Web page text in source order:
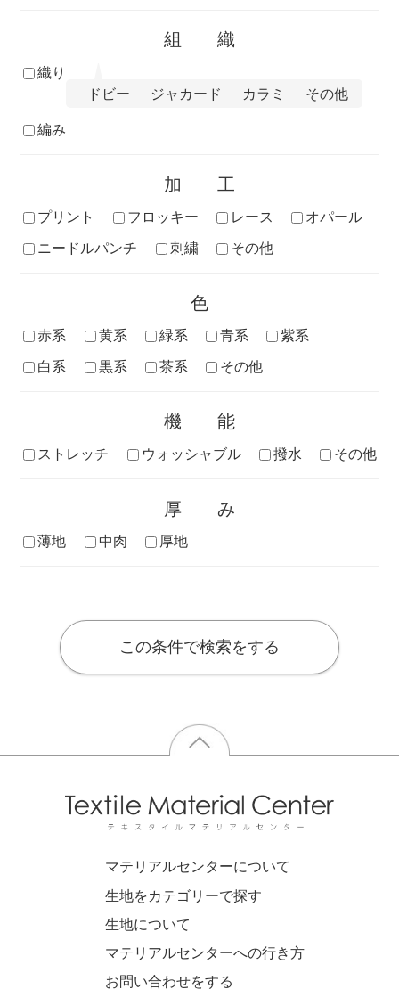
組織
織り
ドビー
ジャカード カラミ その他
編み
加工
プリント フロッキー レース
オパール
ニードルパンチ
刺繍 その他
色
赤系 黄系 緑系 青系
紫系
白系
黒系 茶系 その他
機能
ストレッチ ウォッシャブル 撥水 その他
厚み
薄地 中肉 厚地
この条件で検索をする
マテリアルセンターについて
生地をカテゴリーで探す
生地について
マテリアルセンターへの行き方
お問い合わせをする